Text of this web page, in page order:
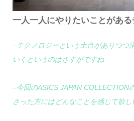
一人一人にやりたいことがある
–テクノロジーという土台がありつつ
いくというのはさすがですね
–今回のASICS JAPAN COLLECTION
さった方にはどんなことを感じて欲